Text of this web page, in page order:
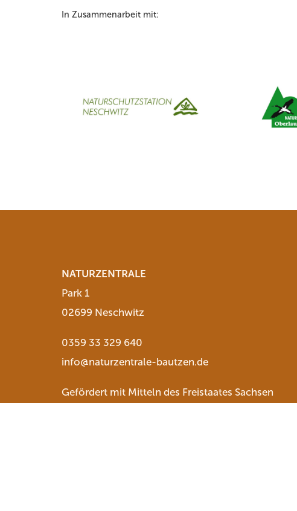
In Zusammenarbeit mit:
NATURZENTRALE
Park 1
02699 Neschwitz
0359 33 329 640
info@naturzentrale-bautzen.de
Gefördert mit Mitteln des Freistaates Sachsen